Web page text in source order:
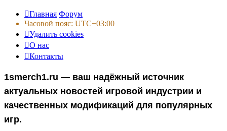
Главная Форум
Часовой пояс: UTC+03:00
Удалить cookies
О нас
Контакты
1smerch1.ru — ваш надёжный источник
актуальных новостей игровой индустрии и
качественных модификаций для популярных
игр.